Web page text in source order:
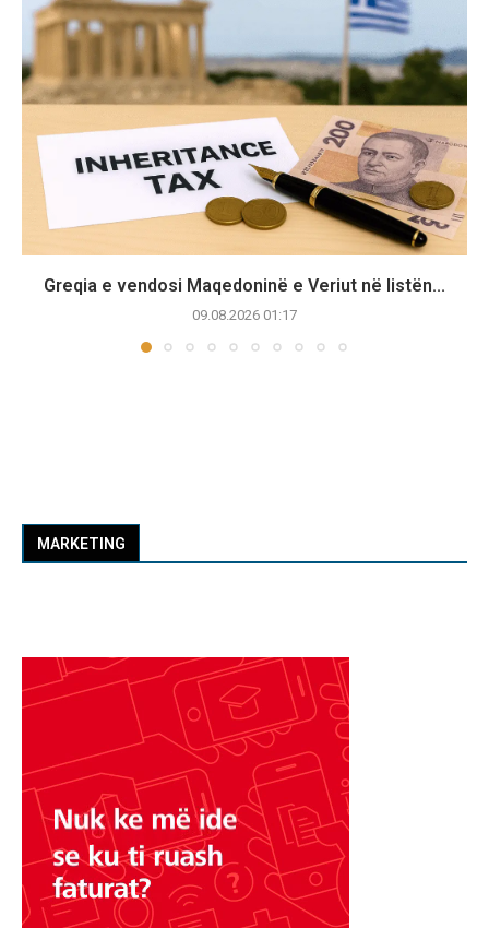
Greqia e vendosi Maqedoninë e Veriut në listën...
09.08.2026 01:17
MARKETING